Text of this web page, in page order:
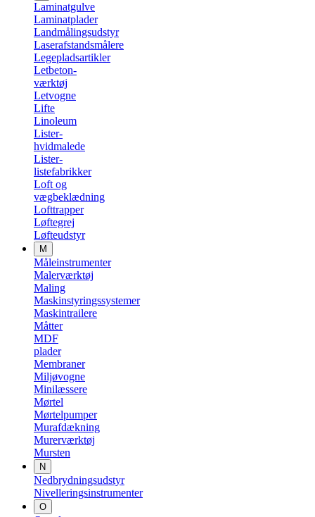
Laminatgulve
Laminatplader
Landmålingsudstyr
Laserafstandsmålere
Legepladsartikler
Letbeton-
værktøj
Letvogne
Lifte
Linoleum
Lister-
hvidmalede
Lister-
listefabrikker
Loft og
vægbeklædning
Lofttrapper
Løftegrej
Løfteudstyr
M
Måleinstrumenter
Malerværktøj
Maling
Maskinstyringssystemer
Maskintrailere
Måtter
MDF
plader
Membraner
Miljøvogne
Minilæssere
Mørtel
Mørtelpumper
Murafdækning
Murerværktøj
Mursten
N
Nedbrydningsudstyr
Nivelleringsinstrumenter
O